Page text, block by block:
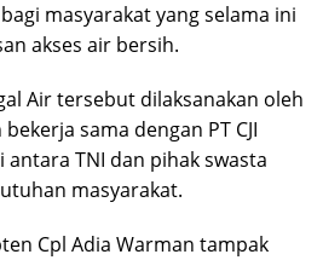
masyarakat yang selama ini
akses air bersih.
Air tersebut dilaksanakan oleh
sama dengan PT CJI
TNI dan pihak swasta
masyarakat.
Cpl Adia Warman tampak